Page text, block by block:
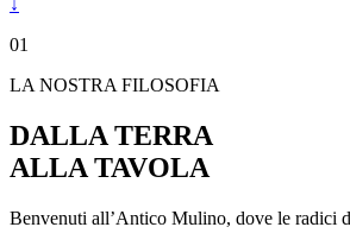
01
LA NOSTRA FILOSOFIA
DALLA TERRA
ALLA TAVOLA
Benvenuti all’Antico Mulino, dove le radici